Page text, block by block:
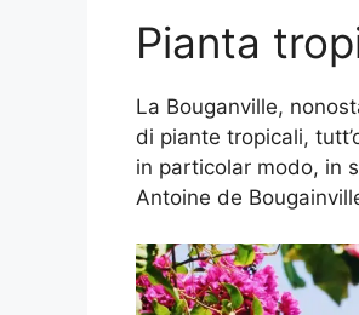
Pianta
La Bouganville,
di piante tropicali,
in particolar modo, in
Antoine de